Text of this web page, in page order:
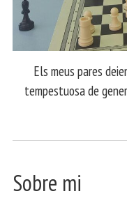
Els meus pares
tempestuosa de
Sobre mi